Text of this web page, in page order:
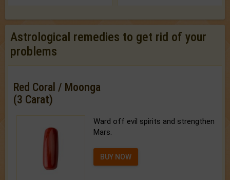
Astrological remedies to get rid of your
problems
Red Coral / Moonga
(3 Carat)
Ward off evil spirits and strengthen
Mars.
BUY NOW